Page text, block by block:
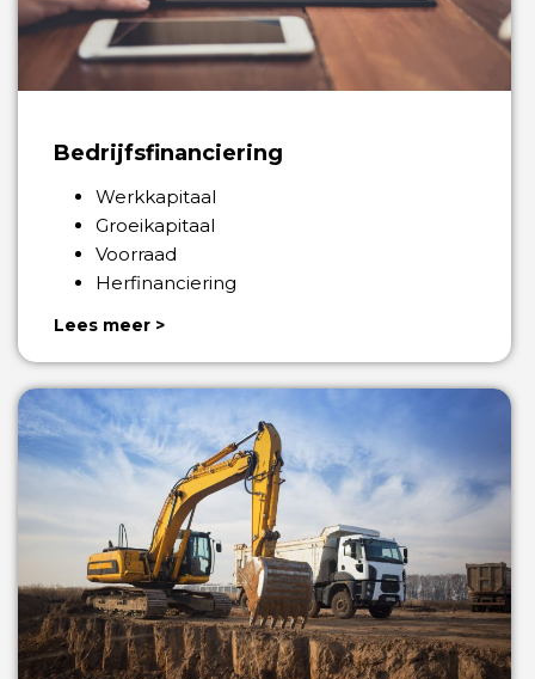
Bedrijfsfinanciering
Werkkapitaal
Groeikapitaal
Voorraad
Herfinanciering
Lees meer >